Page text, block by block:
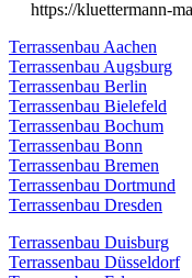
https://kluettermann-
Terrassenbau Aachen
Terrassenbau Augsburg
Terrassenbau Berlin
Terrassenbau Bielefeld
Terrassenbau Bochum
Terrassenbau Bonn
Terrassenbau Bremen
Terrassenbau Dortmund
Terrassenbau Dresden
Terrassenbau Duisburg
Terrassenbau Düsseldorf